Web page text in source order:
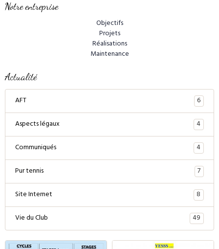
Notre entreprise
Objectifs
Projets
Réalisations
Maintenance
Actualité
AFT
6
Aspects légaux
4
Communiqués
4
Pur tennis
7
Site Internet
8
Vie du Club
49